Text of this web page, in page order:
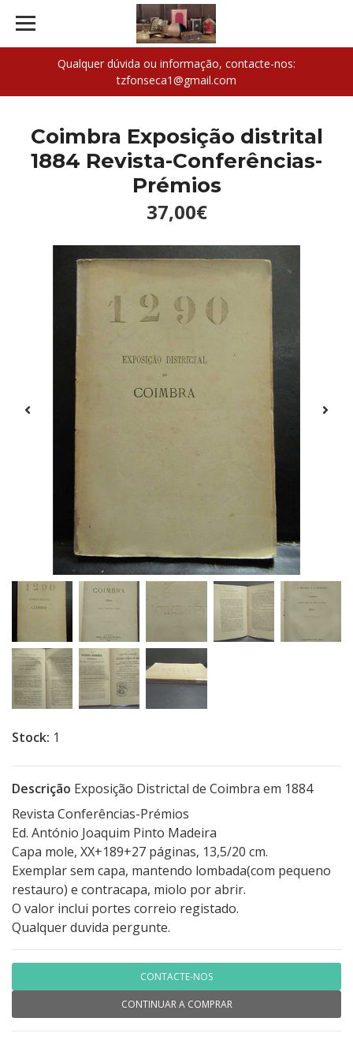
Qualquer dúvida ou informação, contacte-nos:
tzfonseca1@gmail.com
Coimbra Exposição distrital
1884 Revista-Conferências-
Prémios
37,00€
Stock: 1
Descrição Exposição Districtal de Coimbra em 1884
Revista Conferências-Prémios
Ed. António Joaquim Pinto Madeira
Capa mole, XX+189+27 páginas, 13,5/20 cm.
Exemplar sem capa, mantendo lombada(com pequeno
restauro) e contracapa, miolo por abrir.
O valor inclui portes correio registado.
Qualquer duvida pergunte.
CONTACTE-NOS
CONTINUAR A COMPRAR